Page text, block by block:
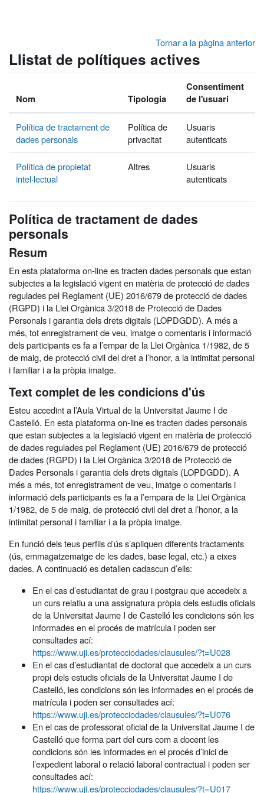
Tornar a la pàgina anterior
Llistat de polítiques actives
Nom Tipologia
Consentiment
de l'usuari
Política de tractament de
dades personals
Política de
privacitat
Usuaris
autenticats
Política de propietat
intel·lectual
Altres
Usuaris
autenticats
Política de tractament de dades
personals
Resum
En esta plataforma on-line es tracten dades personals que estan
subjectes a la legislació vigent en matèria de protecció de dades
regulades pel Reglament (UE) 2016/679 de protecció de dades
(RGPD) i la Llei Orgànica 3/2018 de Protecció de Dades
Personals i garantia dels drets digitals (LOPDGDD). A més a
més, tot enregistrament de veu, imatge o comentaris i informació
dels participants es fa a l’empar de la Llei Orgànica 1/1982, de 5
de maig, de protecció civil del dret a l’honor, a la intimitat personal
i familiar i a la pròpia imatge.
Text complet de les condicions d'ús
Esteu accedint a l’Aula Virtual de la Universitat Jaume I de
Castelló. En esta plataforma on-line es tracten dades personals
que estan subjectes a la legislació vigent en matèria de protecció
de dades regulades pel Reglament (UE) 2016/679 de protecció
de dades (RGPD) i la Llei Orgànica 3/2018 de Protecció de
Dades Personals i garantia dels drets digitals (LOPDGDD). A
més a més, tot enregistrament de veu, imatge o comentaris i
informació dels participants es fa a l’empara de la Llei Orgànica
1/1982, de 5 de maig, de protecció civil del dret a l’honor, a la
intimitat personal i familiar i a la pròpia imatge.
En funció dels teus perfils d’ús s’apliquen diferents tractaments
(ús, emmagatzematge de les dades, base legal, etc.) a eixes
dades. A continuació es detallen cadascun d’ells:
En el cas d’estudiantat de grau i postgrau que accedeix a
un curs relatiu a una assignatura pròpia dels estudis oficials
de la Universitat Jaume I de Castelló les condicions són les
informades en el procés de matrícula i poden ser
consultades ací:
https://www.uji.es/protecciodades/clausules/?t=U028
En el cas d’estudiantat de doctorat que accedeix a un curs
propi dels estudis oficials de la Universitat Jaume I de
Castelló, les condicions són les informades en el procés de
matrícula i poden ser consultades ací:
https://www.uji.es/protecciodades/clausules/?t=U076
En el cas de professorat oficial de la Universitat Jaume I de
Castelló que forma part del curs com a docent les
condicions són les informades en el procés d’inici de
l’expedient laboral o relació laboral contractual i poden ser
consultades ací:
https://www.uji.es/protecciodades/clausules/?t=U017